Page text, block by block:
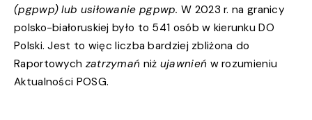
(pgpwp) lub usiłowanie pgpwp.W 2023 r. na granicy
polsko-białoruskiej było to 541 osób w kierunku DO
Polski. Jest to więc liczba bardziej zbliżona do
Raportowych zatrzymań niż ujawnień w rozumieniu
Aktualności POSG.